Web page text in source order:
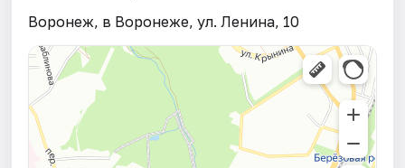
Воронеж, в Воронеже, ул. Ленина, 10